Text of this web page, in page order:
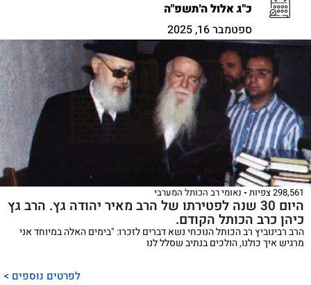
כ"ג אלול ה'תשפ"ה
ספטמבר 16, 2025
298,561 צפיות נאומי רב הכותל המערבי
היום 30 שנה לפטירתו של הרב מאיר יהודה גץ. הרב גץ
כיהן כרב הכותל הקודם.
הרב רבינוביץ רב הכותל הנוכחי נשא דברים לזכרו: "בימים האלה במיוחד אני
מרגיש איך כולנו, הולכים בנתיב שסלל לנו
לפרטים נוספים >